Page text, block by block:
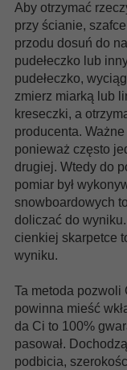
Aby otrzymać
przy ścianie,
przodu dosuń do
pudełeczko lub
pudełeczko,
zmierz miarką lub
kreseczki, a
producenta.
ponieważ często
drugiej. Wtedy do
pomiar był
snowboardowych
doliczać do
cienkiej skarpetce
wyniku.
Ta metoda pozwoli
powinna mieść
da Ci to 100%
pasował.
podbicia,